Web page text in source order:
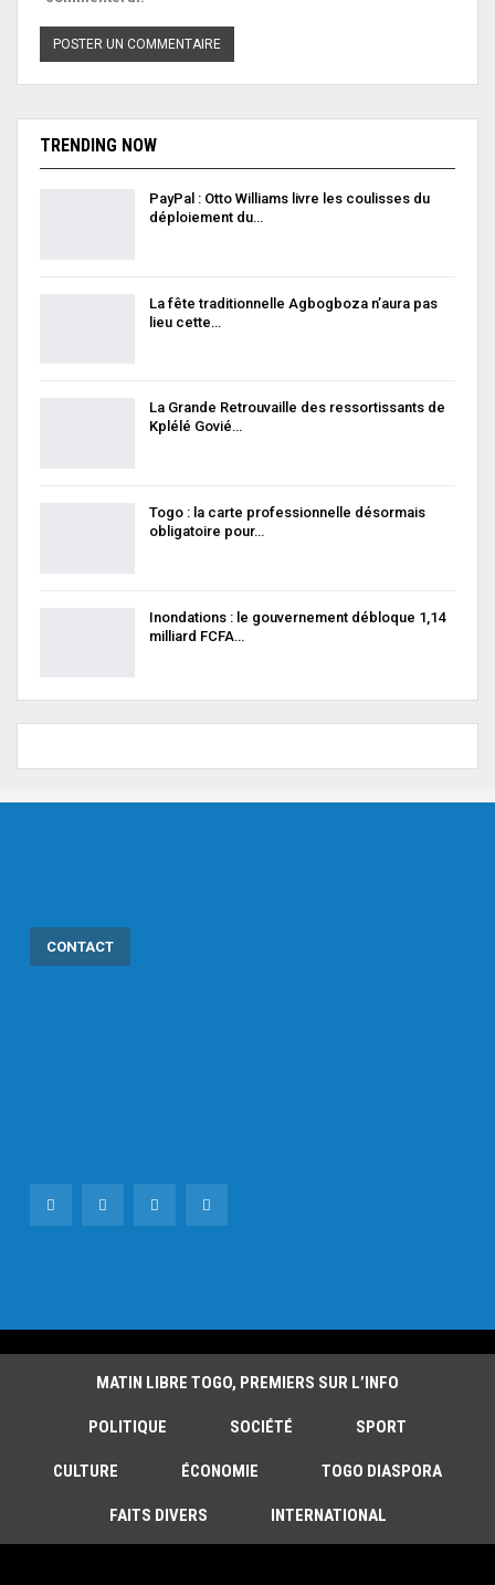
TRENDING NOW
PayPal : Otto Williams livre les coulisses du
déploiement du…
La fête traditionnelle Agbogboza n’aura pas
lieu cette…
La Grande Retrouvaille des ressortissants de
Kplélé Govié…
Togo : la carte professionnelle désormais
obligatoire pour…
Inondations : le gouvernement débloque 1,14
milliard FCFA…
CONTACT
MATIN LIBRE TOGO, PREMIERS SUR L’INFO
POLITIQUE SOCIÉTÉ SPORT
CULTURE ÉCONOMIE TOGO DIASPORA
FAITS DIVERS INTERNATIONAL